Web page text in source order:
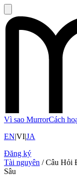
Vì sao MurrorCách
EN|VI|JA
Đăng ký
Tài nguyên / Câu Hỏi
Sâu